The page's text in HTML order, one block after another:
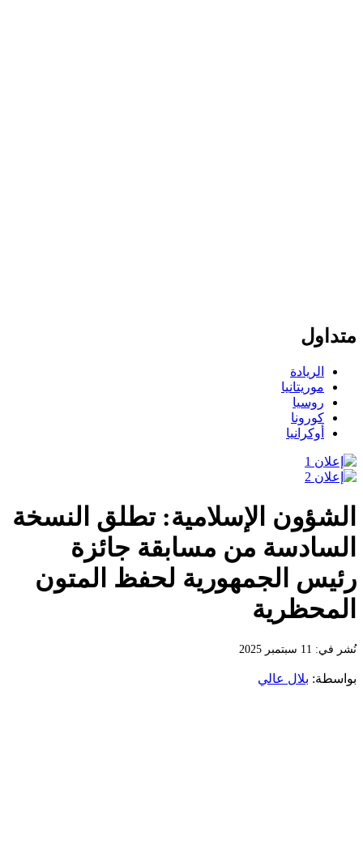
متداول
الريادة
موريتانيا
روسيا
كورونا
أوكرانيا
الشؤون الإسلامية: تطلق النسخة
السادسة من مسابقة جائزة
رئيس الجمهورية لحفظ المتون
المحظرية
نُشر في: 11 سبتمبر 2025
بواسطة: بلال عالي